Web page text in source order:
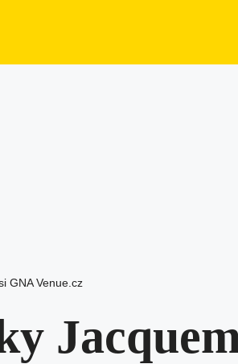
GNA Venue.cz